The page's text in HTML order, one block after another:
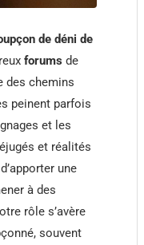
de déni de
forums de
des chemins
peinent parfois
et les
et réalités
une
à des
rôle s’avère
souvent